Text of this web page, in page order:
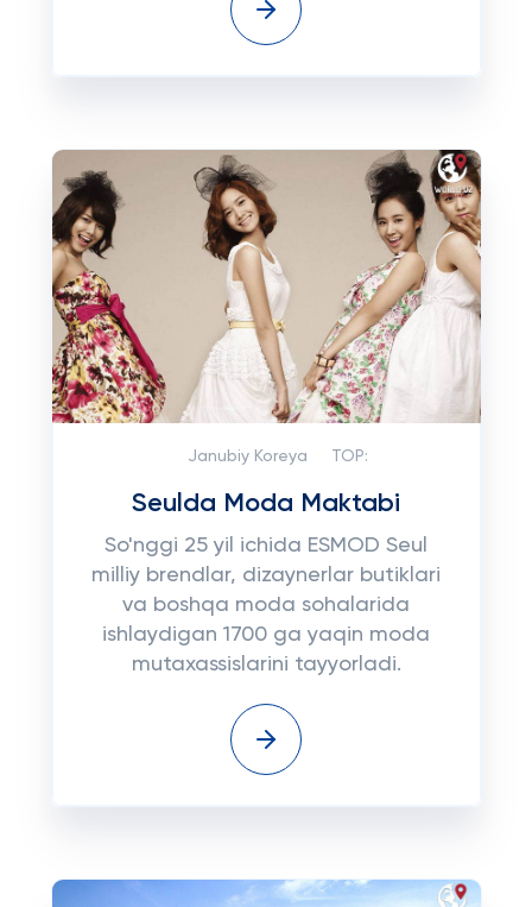
Janubiy Koreya TOP:
Seulda Moda Maktabi
So'nggi 25 yil ichida ESMOD Seul
milliy brendlar, dizaynerlar butiklari
va boshqa moda sohalarida
ishlaydigan 1700 ga yaqin moda
mutaxassislarini tayyorladi.